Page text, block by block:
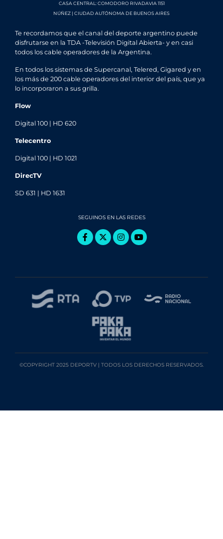
CASA CENTRAL: COMODORO RIVADAVIA 1151
NÚÑEZ | CIUDAD AUTÓNOMA DE BUENOS AIRES
Te recordamos que el canal del deporte argentino puede
disfrutarse en la TDA -Televisión Digital Abierta- y en casi
todos los cable operadores de la Argentina.
En todos los sistemas de Supercanal, Telered, Gigared y en
los más de 200 cable operadores del interior del país, que ya
lo incorporaron a sus grilla.
Flow
Digital 100 | HD 620
Telecentro
Digital 100 | HD 1021
DirecTV
SD 631 | HD 1631
SEGUINOS EN LAS REDES
©COPYRIGHT 2025 DEPORTV | TODOS LOS DERECHOS RESERVADOS.